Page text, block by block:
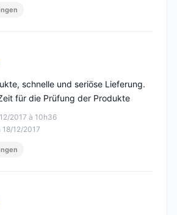
5
2017 à 10h36
12/2017
schnelle und seriöse Lieferung.
für die Prüfung der Produkte
5